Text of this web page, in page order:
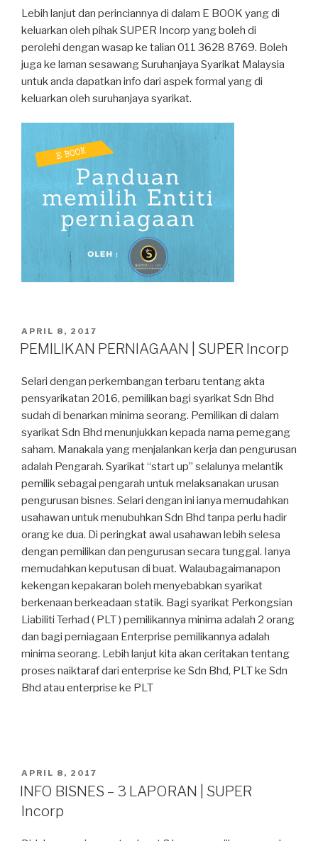
Lebih lanjut dan perinciannya di dalam E BOOK yang di
keluarkan oleh pihak SUPER Incorp yang boleh di
perolehi dengan wasap ke talian 011 3628 8769. Boleh
juga ke laman sesawang Suruhanjaya Syarikat Malaysia
untuk anda dapatkan info dari aspek formal yang di
keluarkan oleh suruhanjaya syarikat.
POSTED
ON
APRIL 8, 2017
PEMILIKAN PERNIAGAAN | SUPER Incorp
Selari dengan perkembangan terbaru tentang akta
pensyarikatan 2016, pemilikan bagi syarikat Sdn Bhd
sudah di benarkan minima seorang. Pemilikan di dalam
syarikat Sdn Bhd menunjukkan kepada nama pemegang
saham. Manakala yang menjalankan kerja dan pengurusan
adalah Pengarah. Syarikat “start up” selalunya melantik
pemilik sebagai pengarah untuk melaksanakan urusan
pengurusan bisnes. Selari dengan ini ianya memudahkan
usahawan untuk menubuhkan Sdn Bhd tanpa perlu hadir
orang ke dua. Di peringkat awal usahawan lebih selesa
dengan pemilikan dan pengurusan secara tunggal. Ianya
memudahkan keputusan di buat. Walaubagaimanapon
kekengan kepakaran boleh menyebabkan syarikat
berkenaan berkeadaan statik. Bagi syarikat Perkongsian
Liabiliti Terhad ( PLT ) pemilikannya minima adalah 2 orang
dan bagi perniagaan Enterprise pemilikannya adalah
minima seorang. Lebih lanjut kita akan ceritakan tentang
proses naiktaraf dari enterprise ke Sdn Bhd, PLT ke Sdn
Bhd atau enterprise ke PLT
POSTED
ON
APRIL 8, 2017
INFO BISNES – 3 LAPORAN | SUPER
Incorp